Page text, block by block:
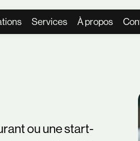
Services À propos
ou une start-